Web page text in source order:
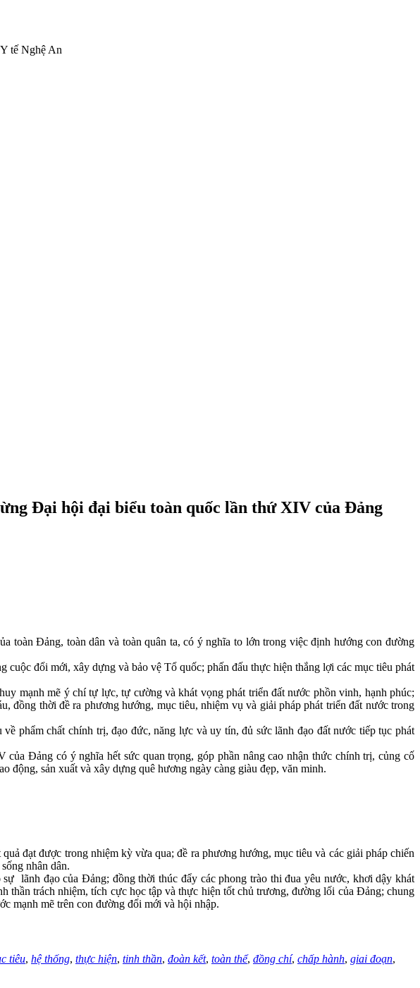
tế Nghệ An
Đại hội đại biểu toàn quốc lần thứ XIV của Đảng
Đảng, toàn dân và toàn quân ta, có ý nghĩa to lớn trong việc định hướng con đường
đổi mới, xây dựng và bảo vệ Tổ quốc; phấn đấu thực hiện thắng lợi các mục tiêu phát
mạnh mẽ ý chí tự lực, tự cường và khát vọng phát triển đất nước phồn vinh, hạnh phúc;
thời đề ra phương hướng, mục tiêu, nhiệm vụ và giải pháp phát triển đất nước trong
phẩm chất chính trị, đạo đức, năng lực và uy tín, đủ sức lãnh đạo đất nước tiếp tục phát
Đảng có ý nghĩa hết sức quan trọng, góp phần nâng cao nhận thức chính trị, củng cố
động, sản xuất và xây dựng quê hương ngày càng giàu đẹp, văn minh.
đạt được trong nhiệm kỳ vừa qua; đề ra phương hướng, mục tiêu và các giải pháp chiến
nhân dân.
lãnh đạo của Đảng; đồng thời thúc đẩy các phong trào thi đua yêu nước, khơi dậy khát
thần trách nhiệm, tích cực học tập và thực hiện tốt chủ trương, đường lối của Đảng; chung
mạnh mẽ trên con đường đổi mới và hội nhập.
tiêu, hệ thống, thực hiện, tinh thần, đoàn kết, toàn thể, đồng chí, chấp hành, giai đoạn,